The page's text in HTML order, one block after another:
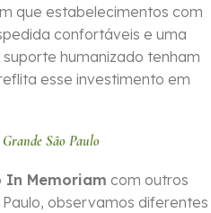
que estabelecimentos com
confortáveis e uma
humanizado tenham
esse investimento em
São Paulo
In Memoriam com outros
observamos diferentes